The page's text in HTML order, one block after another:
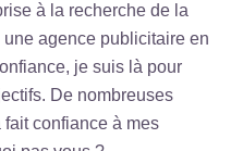
à la recherche de la
agence publicitaire en
je suis là pour
De nombreuses
confiance à mes